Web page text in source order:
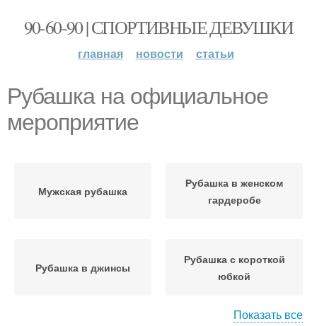
90-60-90 | СПОРТИВНЫЕ ДЕВУШКИ
главная новости статьи
Рубашка на официальное
мероприятие
Мужская рубашка
Рубашка в женском
гардеробе
Рубашка в джинсы
Рубашка с короткой
юбкой
Показать все